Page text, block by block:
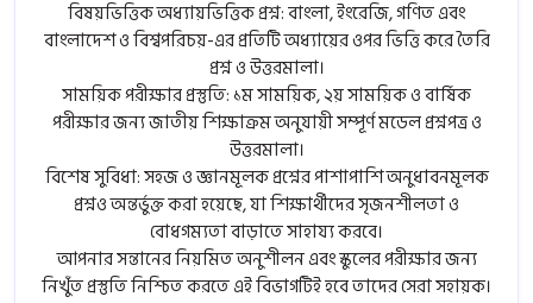
বিষয়ভিত্তিক অধ্যায়ভিত্তিক প্রশ্ন: বাংলা, ইংরেজি, গণিত এবং
বাংলাদেশ ও বিশ্বপরিচয়-এর প্রতিটি অধ্যায়ের ওপর ভিত্তি করে তৈরি
প্রশ্ন ও উত্তরমালা।
সাময়িক পরীক্ষার প্রস্তুতি: ১ম সাময়িক, ২য় সাময়িক ও বার্ষিক
পরীক্ষার জন্য জাতীয় শিক্ষাক্রম অনুযায়ী সম্পূর্ণ মডেল প্রশ্নপত্র ও
উত্তরমালা।
বিশেষ সুবিধা: সহজ ও জ্ঞানমূলক প্রশ্নের পাশাপাশি অনুধাবনমূলক
প্রশ্নও অন্তর্ভুক্ত করা হয়েছে, যা শিক্ষার্থীদের সৃজনশীলতা ও
বোধগম্যতা বাড়াতে সাহায্য করবে।
আপনার সন্তানের নিয়মিত অনুশীলন এবং স্কুলের পরীক্ষার জন্য
নিখুঁত প্রস্তুতি নিশ্চিত করতে এই বিভাগটিই হবে তাদের সেরা সহায়ক।